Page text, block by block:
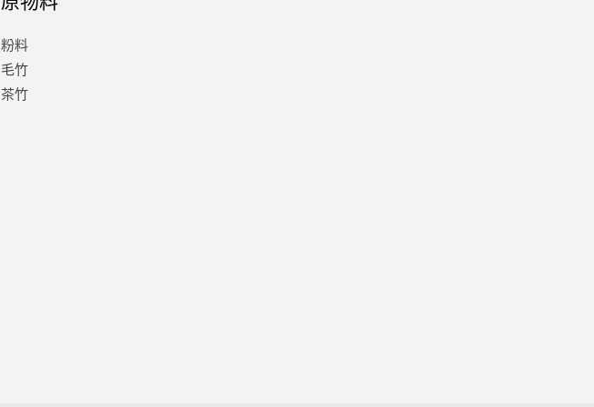
粉料
毛竹
茶竹